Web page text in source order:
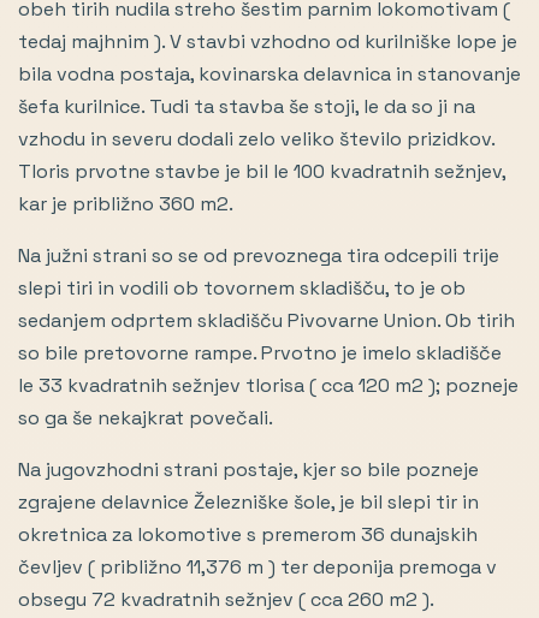
obeh tirih nudila streho šestim parnim lokomotivam (
tedaj majhnim ). V stavbi vzhodno od kurilniške lope je
bila vodna postaja, kovinarska delavnica in stanovanje
šefa kurilnice. Tudi ta stavba še stoji, le da so ji na
vzhodu in severu dodali zelo veliko število prizidkov.
Tloris prvotne stavbe je bil le 100 kvadratnih sežnjev,
kar je približno 360 m2.
Na južni strani so se od prevoznega tira odcepili trije
slepi tiri in vodili ob tovornem skladišču, to je ob
sedanjem odprtem skladišču Pivovarne Union. Ob tirih
so bile pretovorne rampe. Prvotno je imelo skladišče
le 33 kvadratnih sežnjev tlorisa ( cca 120 m2 ); pozneje
so ga še nekajkrat povečali.
Na jugovzhodni strani postaje, kjer so bile pozneje
zgrajene delavnice Železniške šole, je bil slepi tir in
okretnica za lokomotive s premerom 36 dunajskih
čevljev ( približno 11,376 m ) ter deponija premoga v
obsegu 72 kvadratnih sežnjev ( cca 260 m2 ).